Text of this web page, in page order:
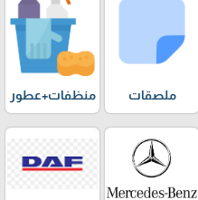
ملصقات منظفات+عطور